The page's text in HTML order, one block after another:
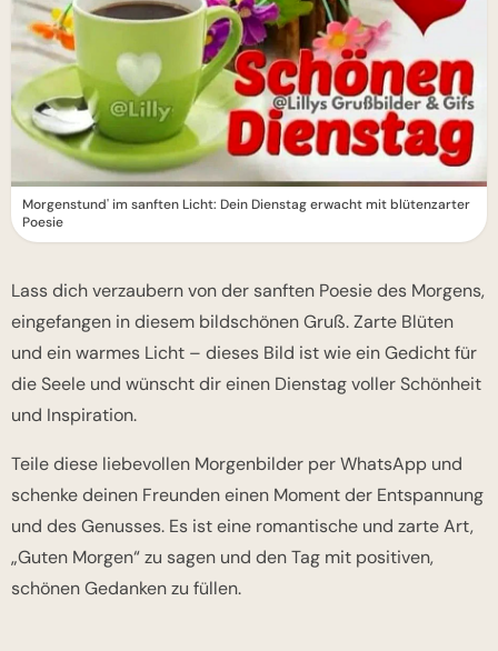
Morgenstund' im sanften Licht: Dein Dienstag erwacht mit blütenzarter
Poesie
Lass dich verzaubern von der sanften Poesie des Morgens,
eingefangen in diesem bildschönen Gruß. Zarte Blüten
und ein warmes Licht – dieses Bild ist wie ein Gedicht für
die Seele und wünscht dir einen Dienstag voller Schönheit
und Inspiration.
Teile diese liebevollen Morgenbilder per WhatsApp und
schenke deinen Freunden einen Moment der Entspannung
und des Genusses. Es ist eine romantische und zarte Art,
„Guten Morgen“ zu sagen und den Tag mit positiven,
schönen Gedanken zu füllen.